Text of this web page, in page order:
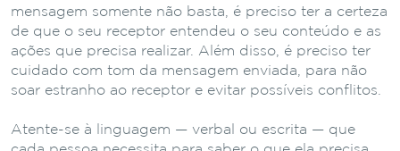
mensagem somente não basta, é preciso ter a certeza
de que o seu receptor entendeu o seu conteúdo e as
ações que precisa realizar. Além disso, é preciso ter
cuidado com tom da mensagem enviada, para não
soar estranho ao receptor e evitar possíveis conflitos.
Atente-se à linguagem — verbal ou escrita — que